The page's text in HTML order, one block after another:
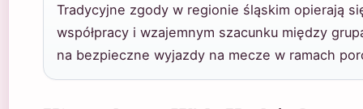
Tradycyjne zgody w regionie śląskim opierają
współpracy i wzajemnym szacunku między
na bezpieczne wyjazdy na mecze w ramach